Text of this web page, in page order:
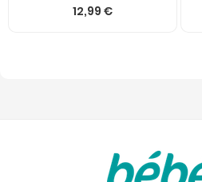
12,99 €